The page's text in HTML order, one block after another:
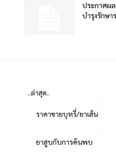
ประกาศผ
บำรุงรักษา
..ล่าสุด..
ราคาขายบุหรี่/ยาเส้น
ยาสูบกับการค้นพบ